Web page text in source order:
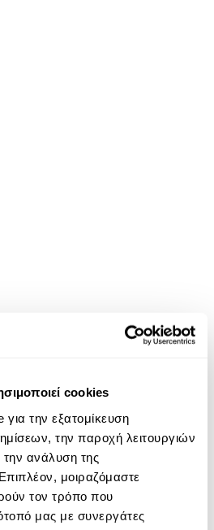
cookies
την εξατομίκευση
την παροχή λειτουργιών
ανάλυση της
μοιραζόμαστε
τον τρόπο που
μας με συνεργάτες